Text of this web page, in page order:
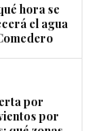
hora se
el agua
por
por